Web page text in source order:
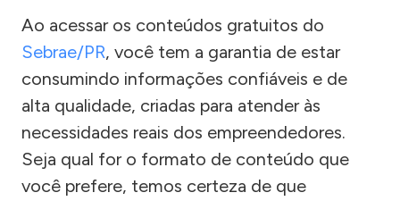
Ao acessar os conteúdos gratuitos do
Sebrae/PR, você tem a garantia de estar
consumindo informações confiáveis e de
alta qualidade, criadas para atender às
necessidades reais dos empreendedores.
Seja qual for o formato de conteúdo que
você prefere, temos certeza de que